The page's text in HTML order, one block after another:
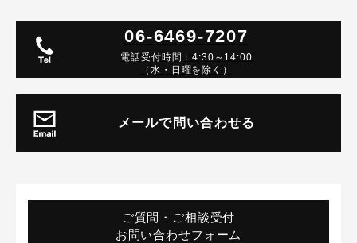
06-6469-7207
電話受付時間：4:30～14:00
（水・日曜を除く）
メールで問い合わせる
ご質問・ご相談受付
お問い合わせフォーム